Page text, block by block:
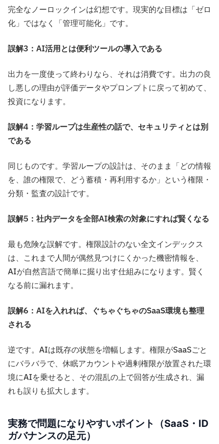
完全なノーロックインは幻想です。現実的な目標は「ゼロ
化」ではなく「管理可能化」です。
誤解3：AI活用とは便利ツールの導入である
出力を一度使って終わりなら、それは消費です。出力の良
し悪しの理由が評価データやプロンプトに戻って初めて、
投資になります。
誤解4：学習ループは生産性の話で、セキュリティとは別
である
同じものです。学習ループの設計は、そのまま「どの情報
を、誰の権限で、どう蓄積・再利用するか」という権限・
分類・監査の設計です。
誤解5：社内データを全部AI検索の対象にすれば賢くなる
最も危険な誤解です。権限設計のない全文インデックス
は、これまで人間が偶然見つけにくかった機密情報を、
AIが自然言語で簡単に掘り出す仕組みになります。賢く
なる前に漏れます。
誤解6：AIを入れれば、ぐちゃぐちゃのSaaS環境も整理
される
逆です。AIは既存の状態を増幅します。権限がSaaSごと
にバラバラで、休眠アカウントや過剰権限が放置された環
境にAIを乗せると、その混乱の上で回答が生成され、漏
れも誤りも拡大します。
実務で問題になりやすいポイント（SaaS・ID
ガバナンスの足元）